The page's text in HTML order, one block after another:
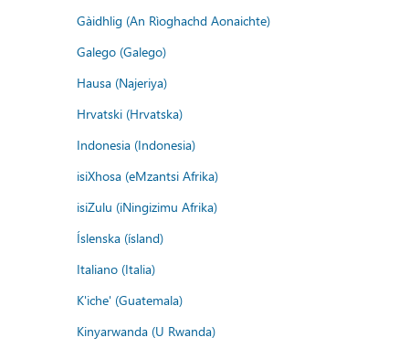
Gàidhlig (An Rìoghachd Aonaichte)
Galego (Galego)
Hausa (Najeriya)
Hrvatski (Hrvatska)
Indonesia (Indonesia)
isiXhosa (eMzantsi Afrika)
isiZulu (iNingizimu Afrika)
Íslenska (ísland)
Italiano (Italia)
K'iche' (Guatemala)
Kinyarwanda (U Rwanda)